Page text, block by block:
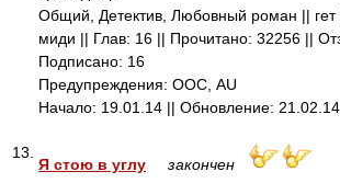
Общий, Детектив, Любовный роман ||
миди || Глав: 16 || Прочитано: 32256 ||
Подписано: 16
Предупреждения: ООС, AU
Начало: 19.01.14 || Обновление: 21.02.14
13.
Я стою в углу
закончен